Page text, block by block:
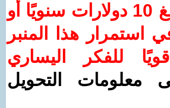
ساهم/ي معنا! بدعمكم بمبلغ 10 دولارات سنويًا أو
استمرار هذا المنبر
للفكر اليساري
معلومات التحويل